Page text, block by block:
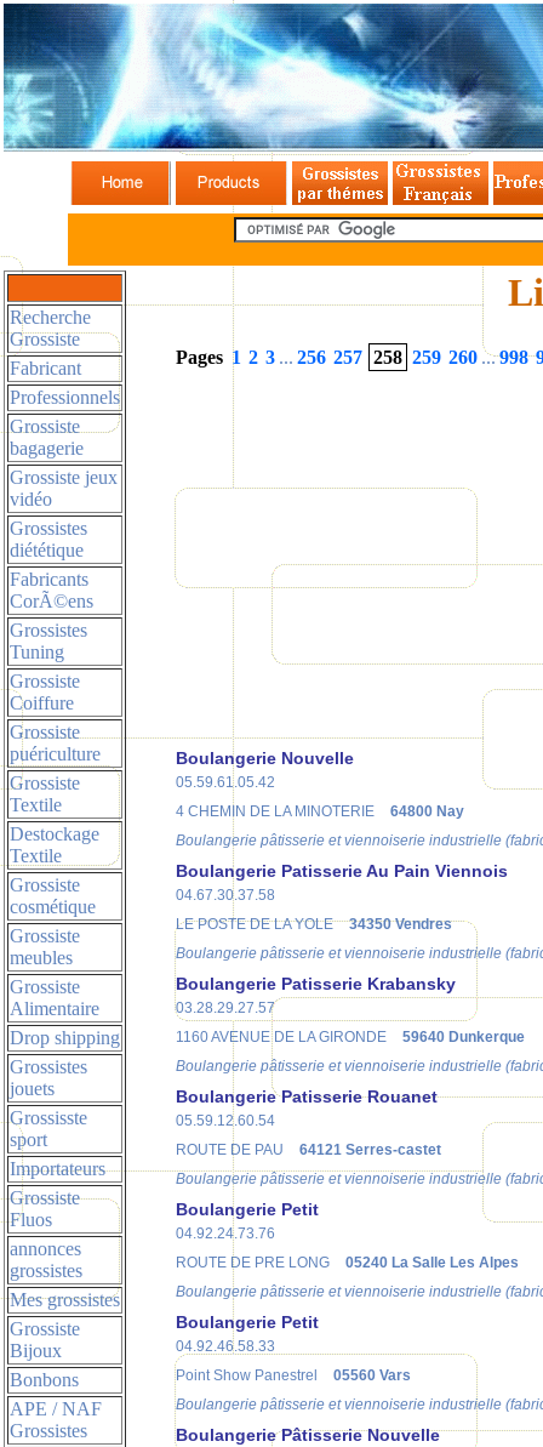
Recherche
Grossiste
Fabricant
Professionnels
Grossiste
bagagerie
Grossiste jeux
vidéo
Grossistes
diététique
Fabricants
CorÃ©ens
Grossistes
Tuning
Grossiste
Coiffure
Grossiste
puériculture
Grossiste
Textile
Destockage
Textile
Grossiste
cosmétique
Grossiste
meubles
Grossiste
Alimentaire
Drop shipping
Grossistes
jouets
Grossisste
sport
Importateurs
Grossiste
Fluos
annonces
grossistes
Mes grossistes
Grossiste
Bijoux
Bonbons
APE / NAF
Grossistes
Pages 1 2 3 ... 256 257 258 259 260 ...998
Boulangerie Nouvelle
05.59.61.05.42
4 CHEMIN DE LA MINOTERIE
64800 Nay
Boulangerie pâtisserie et viennoiserie industrielle
Boulangerie Patisserie Au Pain Viennois
04.67.30.37.58
LE POSTE DE LA YOLE
34350 Vendres
Boulangerie pâtisserie et viennoiserie industrielle
Boulangerie Patisserie Krabansky
03.28.29.27.57
1160 AVENUE DE LA GIRONDE
59640 Dunkerque
Boulangerie pâtisserie et viennoiserie industrielle
Boulangerie Patisserie Rouanet
05.59.12.60.54
ROUTE DE PAU
64121 Serres-castet
Boulangerie pâtisserie et viennoiserie industrielle
Boulangerie Petit
04.92.24.73.76
ROUTE DE PRE LONG
05240 La Salle Les Alpes
Boulangerie pâtisserie et viennoiserie industrielle
Boulangerie Petit
04.92.46.58.33
Point Show Panestrel
05560 Vars
Boulangerie pâtisserie et viennoiserie industrielle
Boulangerie Pâtisserie Nouvelle